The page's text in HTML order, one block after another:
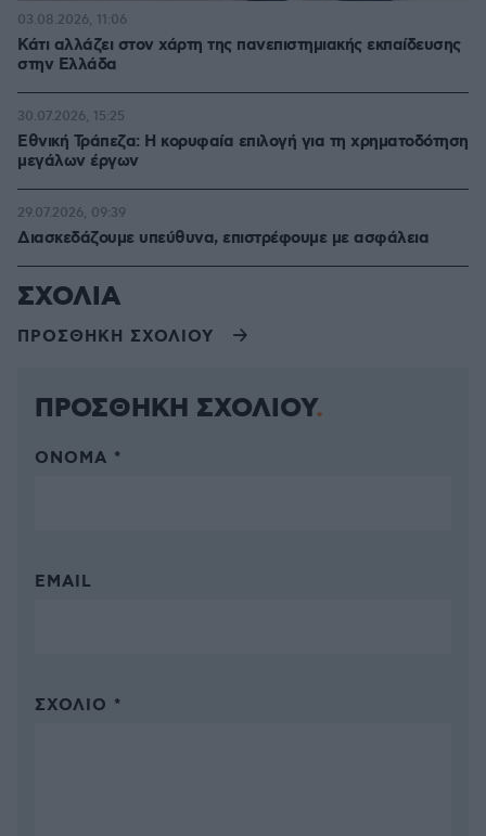
Κάτι αλλάζει στον χάρτη της πανεπιστημιακής εκπαίδευσης
στην Ελλάδα
03.08.2026, 11:06
Εθνική Τράπεζα: Η κορυφαία επιλογή για τη χρηματοδότηση
μεγάλων έργων
30.07.2026, 15:25
Διασκεδάζουμε υπεύθυνα, επιστρέφουμε με ασφάλεια
29.07.2026, 09:39
ΣΧΟΛΙΑ
ΠΡΟΣΘΗΚΗ ΣΧΟΛΙΟΥ
ΠΡΟΣΘΗΚΗ ΣΧΟΛΙΟΥ
ΌΝΟΜΑ *
EMAIL
ΣΧΌΛΙΟ *